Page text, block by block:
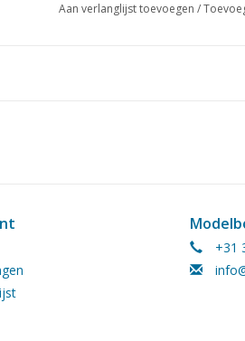
Aan verlanglijst toevoegen /
+31